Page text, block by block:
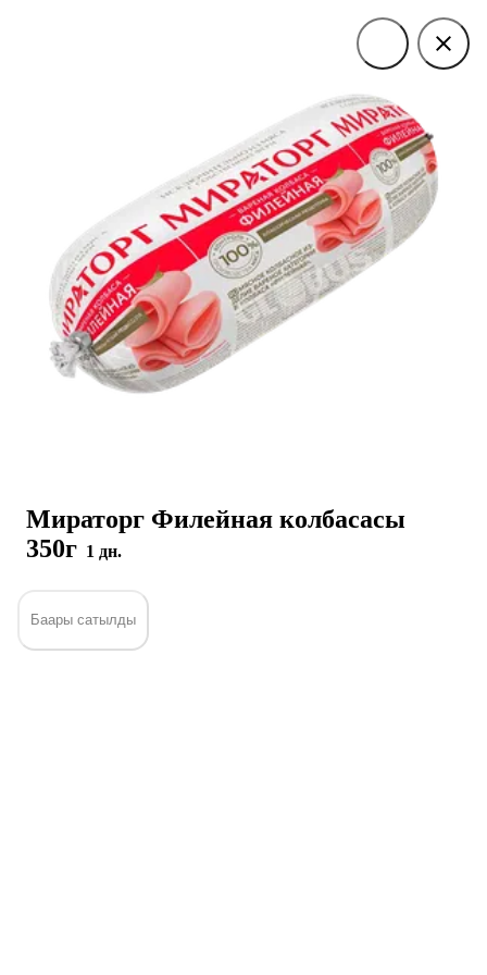
Мираторг Филейная колбасасы
350г 1 дн.
Баары сатылды